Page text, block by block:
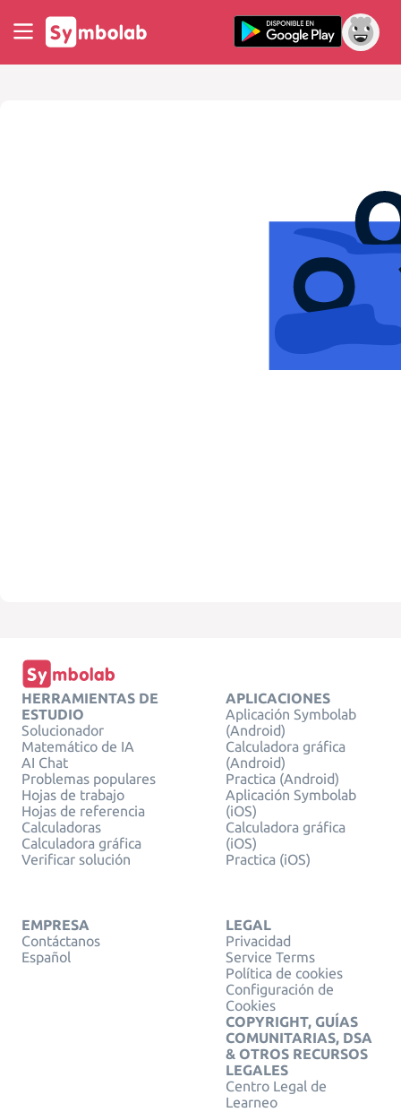
HERRAMIENTAS DE
ESTUDIO
Solucionador
Matemático de IA
AI Chat
Problemas populares
Hojas de trabajo
Hojas de referencia
Calculadoras
Calculadora gráfica
Verificar solución
APLICACIONES
Aplicación Symbolab
(Android)
Calculadora gráfica
(Android)
Practica (Android)
Aplicación Symbolab
(iOS)
Calculadora gráfica
(iOS)
Practica (iOS)
EMPRESA
Contáctanos
Español
LEGAL
Privacidad
Service Terms
Política de cookies
Configuración de
Cookies
COPYRIGHT, GUÍAS
COMUNITARIAS, DSA
& OTROS RECURSOS
LEGALES
Centro Legal de
Learneo